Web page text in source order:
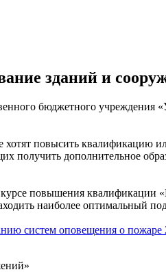
зданий и
бюджетного
повысить квалификацию
дополнительное
повышения квалификации
наиболее оптимальный
систем оповещения о пожаре